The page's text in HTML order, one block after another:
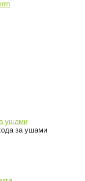
ушами
за ушами